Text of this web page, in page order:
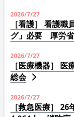
2026/7/27
［看護］ 看護
グ」必要 厚労省
2026/7/27
［医療機器］
総会
2026/7/27
［救急医療］